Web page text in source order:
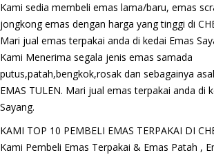
Kami sedia membeli emas lama/baru, emas
jongkong emas dengan harga yang tinggi di
Mari jual emas terpakai anda di kedai Emas
Kami Menerima segala jenis emas samada
putus,patah,bengkok,rosak dan sebagainya
EMAS TULEN. Mari jual emas terpakai anda di
Sayang.
KAMI TOP 10 PEMBELI EMAS TERPAKAI DI
Kami Pembeli Emas Terpakai & Emas Patah ,